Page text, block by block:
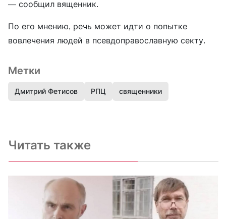
— сообщил вященник.
По его мнению, речь может идти о попытке
вовлечения людей в псевдоправославную секту.
Метки
Дмитрий Фетисов РПЦ священники
Читать также